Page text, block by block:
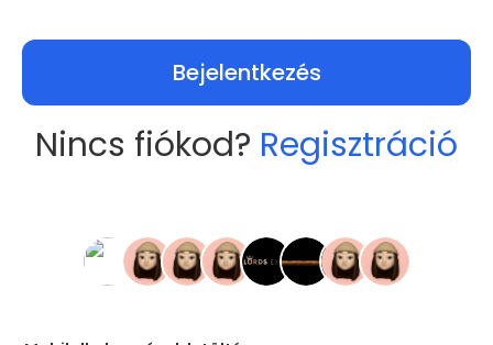
Bejelentkezés
Nincs fiókod? Regisztráció